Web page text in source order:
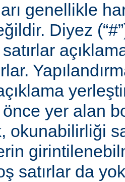
genellikle
Diyez
yer alan
okunabilirliği
satırlar da